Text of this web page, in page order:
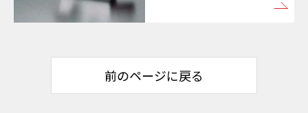
前のページに戻る